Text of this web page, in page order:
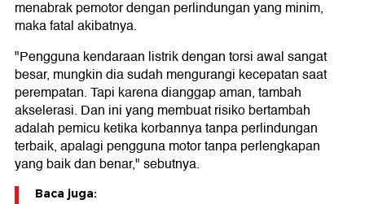
menabrak pemotor dengan perlindungan yang minim,
maka fatal akibatnya.
"Pengguna kendaraan listrik dengan torsi awal sangat
besar, mungkin dia sudah mengurangi kecepatan saat
perempatan. Tapi karena dianggap aman, tambah
akselerasi. Dan ini yang membuat risiko bertambah
adalah pemicu ketika korbannya tanpa perlindungan
terbaik, apalagi pengguna motor tanpa perlengkapan
yang baik dan benar," sebutnya.
Baca juga: